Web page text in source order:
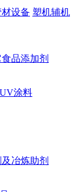
设备 塑机辅机
品添加剂
UV涂料
冶炼助剂